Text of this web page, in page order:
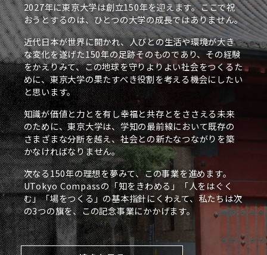
2027年に東京大学は創立150年を迎えます。ここで祝
おうとするのは、ひとつの大学の成長ではありません。
近代日本が世界に開かれ、人びとの生活や環境が大き
な変化を遂げた150年の足跡そのものであり、その経験
をかえりみて、この地球を守りよりよい社会をつくるた
めに、東京大学の果たすべき役割を考える機会にしたい
と思います。
知識が価値と力とを有し幸福と共存とをささえる未来
のために、東京大学は、学知の最前線において既存の
さまざまな分断を越え、社会との新たなつながりを築
かなければなりません。
次なる150年の理想を夢みて、この事業を進めます。
UTokyo Compassの「知をきわめる」「人をはぐく
む」「場をつくる」の基本指針にくわえて、私たちは次
の3つの旗を、この記念事業にかかげます。